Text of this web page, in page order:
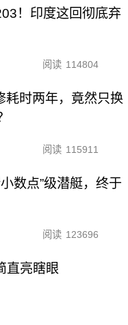
！印度这回彻底弃
阅读 114804
耗时两年，竟然只换
阅读 115911
数点”级潜艇，终于
阅读 123696
直亮瞎眼